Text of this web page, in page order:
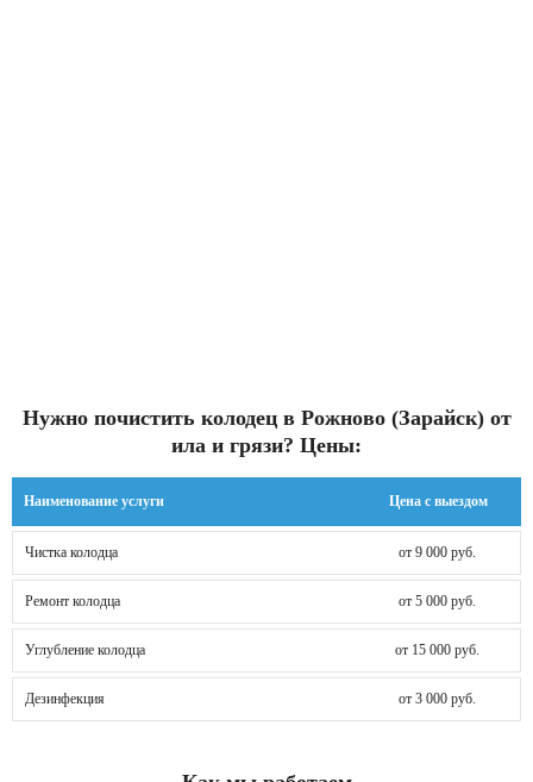
Нужно почистить колодец в Рожново (Зарайск) от
ила и грязи? Цены:
Наименование услуги Цена с выездом
Чистка колодца от 9 000 руб.
Ремонт колодца от 5 000 руб.
Углубление колодца от 15 000 руб.
Дезинфекция от 3 000 руб.